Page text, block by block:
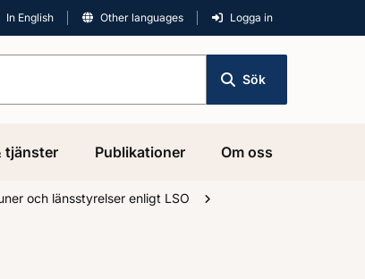
In English Other languages Logga in
Sök
tjänster Publikationer Om oss
och länsstyrelser enligt LSO